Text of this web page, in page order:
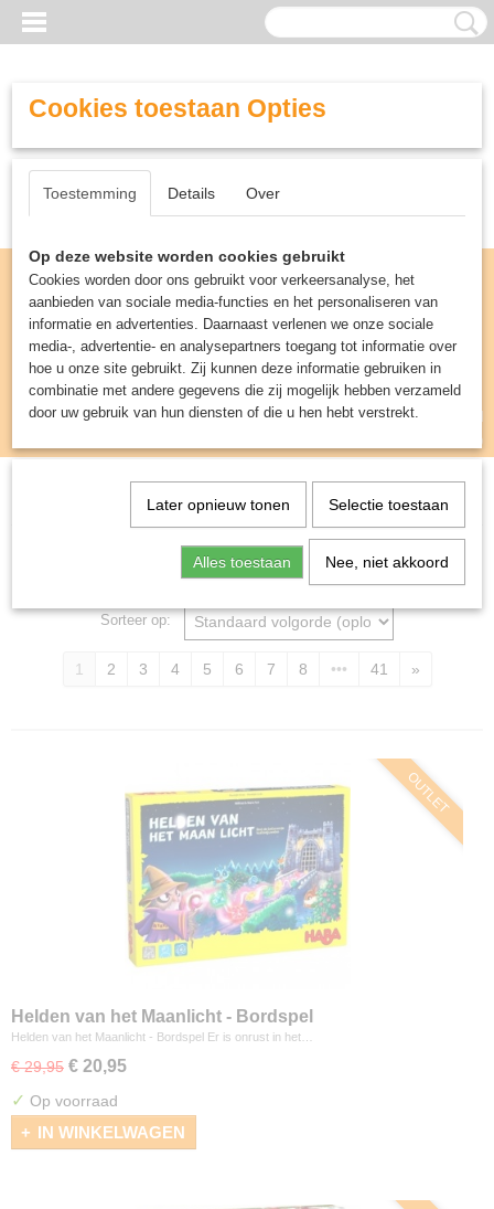
Inloggen Registreren
UW WINKELWAGEN
(0)
Spellen & Puzzels
Sorteer op:
1 2 3 4 5 6 7 8 ••• 41 »
OUTLET
Helden van het Maanlicht - Bordspel
Helden van het Maanlicht - Bordspel Er is onrust in het…
€ 29,95 € 20,95
✓ Op voorraad
IN WINKELWAGEN
Cookies toestaan Opties
Toestemming Details Over
Op deze website worden cookies gebruikt
Cookies worden door ons gebruikt voor verkeersanalyse, het
aanbieden van sociale media-functies en het personaliseren van
informatie en advertenties. Daarnaast verlenen we onze sociale
media-, advertentie- en analysepartners toegang tot informatie over
hoe u onze site gebruikt. Zij kunnen deze informatie gebruiken in
combinatie met andere gegevens die zij mogelijk hebben verzameld
door uw gebruik van hun diensten of die u hen hebt verstrekt.
Later opnieuw tonen Selectie toestaan
Alles toestaan Nee, niet akkoord